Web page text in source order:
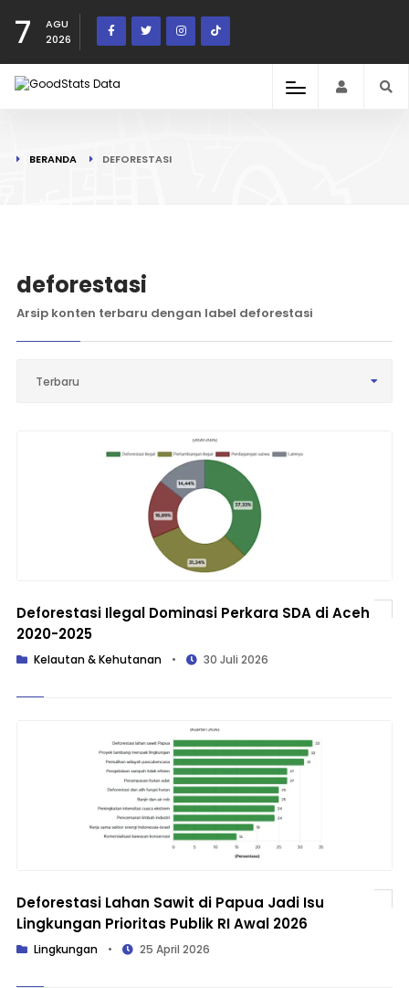
7
AGU
2026
BERANDA DEFORESTASI
deforestasi
Arsip konten terbaru dengan label deforestasi
Terbaru
Deforestasi Ilegal Dominasi Perkara SDA di Aceh
2020-2025
Kelautan & Kehutanan • 30 Juli 2026
Deforestasi Lahan Sawit di Papua Jadi Isu
Lingkungan Prioritas Publik RI Awal 2026
Lingkungan • 25 April 2026